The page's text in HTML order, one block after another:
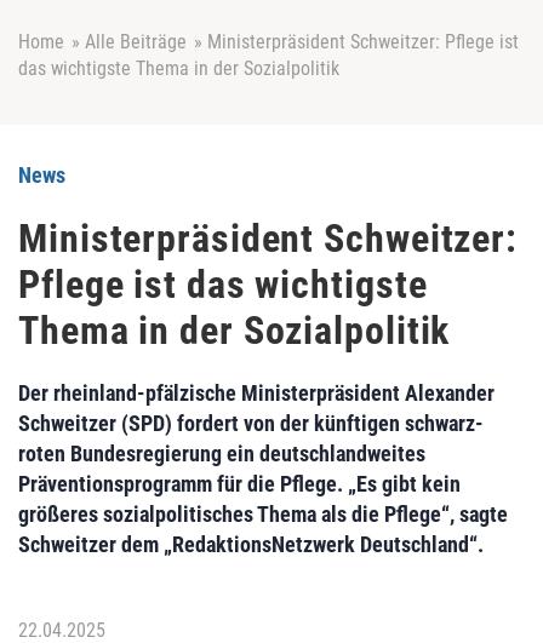
Home » Alle Beiträge » Ministerpräsident Schweitzer: Pflege ist
das wichtigste Thema in der Sozialpolitik
News
Ministerpräsident Schweitzer:
Pflege ist das wichtigste
Thema in der Sozialpolitik
Der rheinland-pfälzische Ministerpräsident Alexander
Schweitzer (SPD) fordert von der künftigen schwarz-
roten Bundesregierung ein deutschlandweites
Präventionsprogramm für die Pflege. „Es gibt kein
größeres sozialpolitisches Thema als die Pflege“, sagte
Schweitzer dem „RedaktionsNetzwerk Deutschland“.
22.04.2025